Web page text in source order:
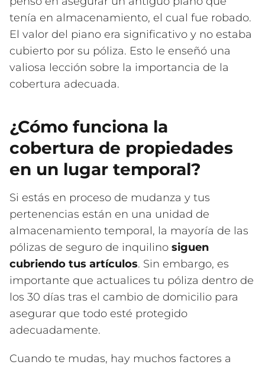
tenía en almacenamiento, el cual fue robado.
El valor del piano era significativo y no estaba
cubierto por su póliza. Esto le enseñó una
valiosa lección sobre la importancia de la
cobertura adecuada.
¿Cómo funciona la
cobertura de propiedades
en un lugar temporal?
Si estás en proceso de mudanza y tus
pertenencias están en una unidad de
almacenamiento temporal, la mayoría de las
pólizas de seguro de inquilino siguen
cubriendo tus artículos. Sin embargo, es
importante que actualices tu póliza dentro de
los 30 días tras el cambio de domicilio para
asegurar que todo esté protegido
adecuadamente.
Cuando te mudas, hay muchos factores a